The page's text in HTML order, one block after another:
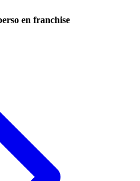
en franchise